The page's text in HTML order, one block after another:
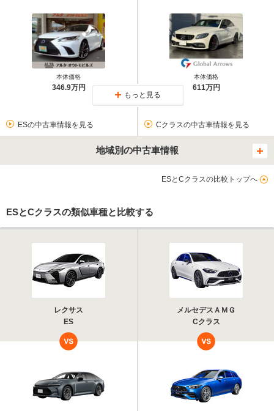
本体価格
346.9万円
本体価格
611万円
もっと見る
ESの中古車情報を見る Cクラスの中古車情報を見る
地域別の中古車情報
ESとCクラスの比較トップへ
ESとCクラスの類似車種と比較する
レクサス
ES
メルセデスＡＭＧ
Cクラス